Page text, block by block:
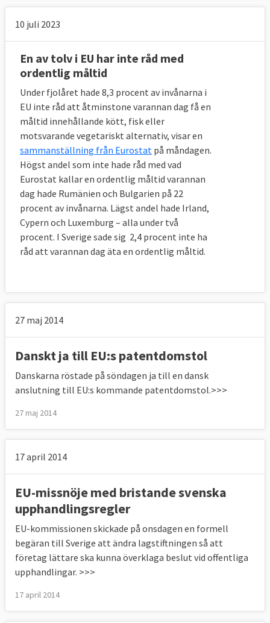
10 juli 2023
En av tolv i EU har inte råd med
ordentlig måltid
Under fjolåret hade 8,3 procent av invånarna i
EU inte råd att åtminstone varannan dag få en
måltid innehållande kött, fisk eller
motsvarande vegetariskt alternativ, visar en
sammanställning från Eurostat på måndagen.
Högst andel som inte hade råd med vad
Eurostat kallar en ordentlig måltid varannan
dag hade Rumänien och Bulgarien på 22
procent av invånarna. Lägst andel hade Irland,
Cypern och Luxemburg – alla under två
procent. I Sverige sade sig 2,4 procent inte ha
råd att varannan dag äta en ordentlig måltid.
27 maj 2014
Danskt ja till EU:s patentdomstol
Danskarna röstade på söndagen ja till en dansk
anslutning till EU:s kommande patentdomstol.>>>
27 maj 2014
17 april 2014
EU-missnöje med bristande svenska
upphandlingsregler
EU-kommissionen skickade på onsdagen en formell
begäran till Sverige att ändra lagstiftningen så att
företag lättare ska kunna överklaga beslut vid offentliga
upphandlingar. >>>
17 april 2014